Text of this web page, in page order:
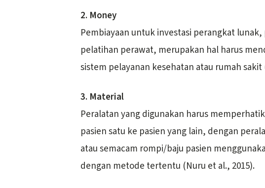
2. Money
Pembiayaan untuk investasi perangkat
pelatihan perawat, merupakan hal harus
sistem pelayanan kesehatan atau rumah sakit
3. Material
Peralatan yang digunakan harus
pasien satu ke pasien yang lain, dengan
atau semacam rompi/baju pasien
dengan metode tertentu (Nuru et al., 2015).